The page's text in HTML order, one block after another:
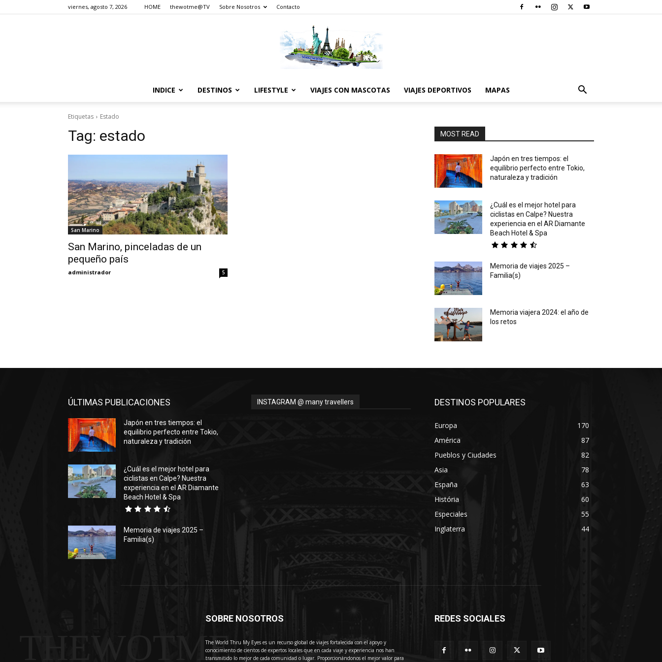
viernes, agosto 7, 2026 HOME thewotme@TV Sobre Nosotros Contacto
INDICE DESTINOS LIFESTYLE VIAJES CON MASCOTAS VIAJES DEPORTIVOS MAPAS
Etiquetas Estado
Tag: estado
San Marino
San Marino, pinceladas de un
pequeño país
administrador 5
MOST READ
Japón en tres tiempos: el
equilibrio perfecto entre Tokio,
naturaleza y tradición
¿Cuál es el mejor hotel para
ciclistas en Calpe? Nuestra
experiencia en el AR Diamante
Beach Hotel & Spa
Memoria de viajes 2025 –
Familia(s)
Memoria viajera 2024: el año de
los retos
ÚLTIMAS PUBLICACIONES
Japón en tres tiempos: el
equilibrio perfecto entre Tokio,
naturaleza y tradición
¿Cuál es el mejor hotel para
ciclistas en Calpe? Nuestra
experiencia en el AR Diamante
Beach Hotel & Spa
Memoria de viajes 2025 –
Familia(s)
INSTAGRAM @ many travellers DESTINOS POPULARES
Europa
170
América
87
Pueblos y Ciudades
82
Asia
78
España
63
História
60
Especiales
55
Inglaterra
44
THEWOTME
SOBRE NOSOTROS
The World Thru My Eyes es un recurso global de viajes fortalecida con el apoyo y
conocimiento de cientos de expertos locales que en cada viaje y experiencia nos han
transmitido lo mejor de cada comunidad o lugar. Proporcionándonos el mejor valor para
REDES SOCIALES